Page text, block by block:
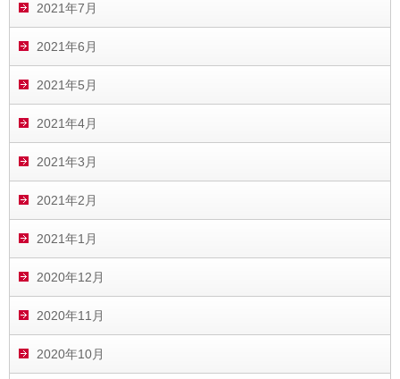
2021年7月
2021年6月
2021年5月
2021年4月
2021年3月
2021年2月
2021年1月
2020年12月
2020年11月
2020年10月